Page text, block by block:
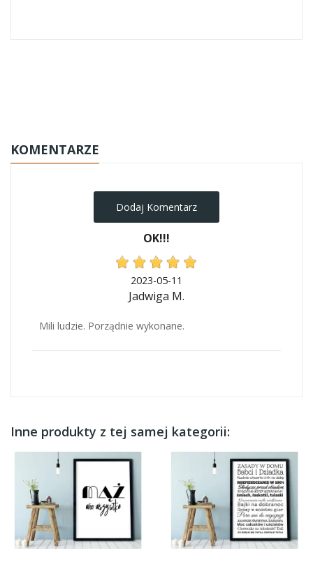
KOMENTARZE
Dodaj Komentarz
OK!!!
2023-05-11
Jadwiga M.
Mili ludzie. Porządnie wykonane.
Inne produkty z tej samej kategorii: